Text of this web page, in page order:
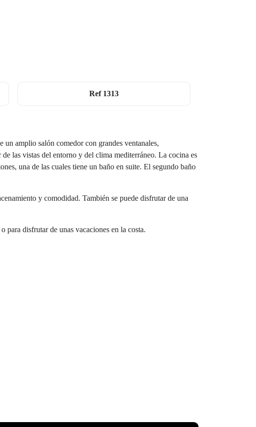
Ref 1313
un amplio salón comedor con grandes ventanales,
las vistas del entorno y del clima mediterráneo. La cocina es
una de las cuales tiene un baño en suite. El segundo baño
y comodidad. También se puede disfrutar de una
disfrutar de unas vacaciones en la costa.